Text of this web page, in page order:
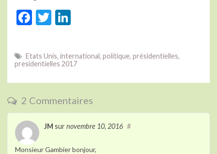
F
e
b
o
o
k
T
itt
er
ke
dI
n
Etats Unis, international, politique, présidentielles,
presidentielles 2017
2 Commentaires
JM sur novembre 10, 2016 #
Monsieur Gambier bonjour,